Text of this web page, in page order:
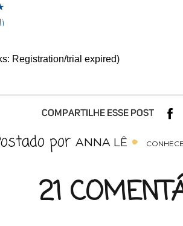
Registration/trial expired)
por ANNA LÊ
21